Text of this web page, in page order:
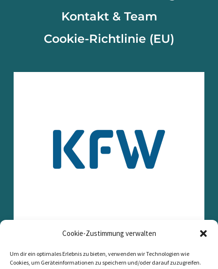
Cookie-Zustimmung verwalten
Um dir ein optimales Erlebnis zu bieten, verwenden wir Technologien wie
Cookies, um Geräteinformationen zu speichern und/oder darauf zuzugreifen.
Kontakt & Team
Cookie-Richtlinie (EU)